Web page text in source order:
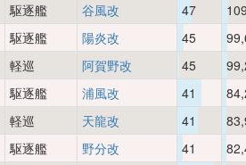
駆逐艦 谷風改 47
駆逐艦 陽炎改 45
軽巡 阿賀野改 45
駆逐艦 浦風改 41
軽巡 天龍改 41
駆逐艦 野分改 41